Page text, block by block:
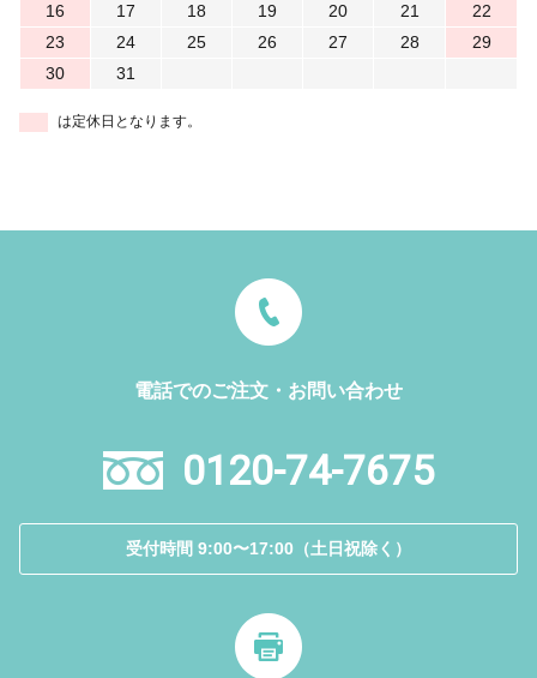
16
17 18 19 20 21
22
23
24 25 26 27 28
29
30
31
は定休日となります。
電話でのご注文・お問い合わせ
0120-74-7675
受付時間 9:00〜17:00（土日祝除く）